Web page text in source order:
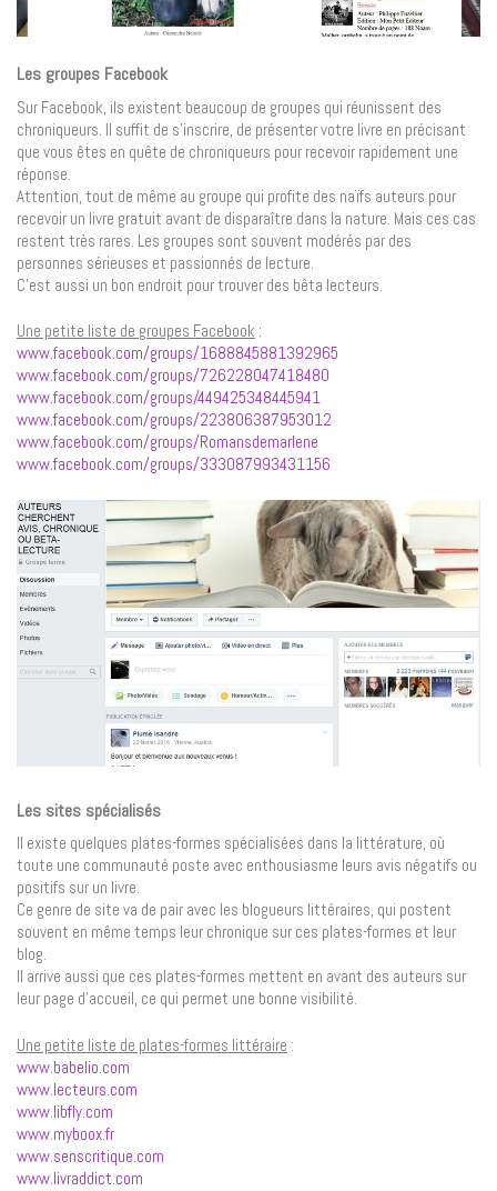
Les groupes Facebook
Sur Facebook, ils existent beaucoup de groupes qui réunissent des
chroniqueurs. Il suffit de s’inscrire, de présenter votre livre en précisant
que vous êtes en quête de chroniqueurs pour recevoir rapidement une
réponse.
Attention, tout de même au groupe qui profite des naïfs auteurs pour
recevoir un livre gratuit avant de disparaître dans la nature. Mais ces cas
restent très rares. Les groupes sont souvent modérés par des
personnes sérieuses et passionnés de lecture.
C’est aussi un bon endroit pour trouver des bêta lecteurs.
Une petite liste de groupes Facebook :
www.facebook.com/groups/1688845881392965
www.facebook.com/groups/726228047418480
www.facebook.com/groups/449425348445941
www.facebook.com/groups/223806387953012
www.facebook.com/groups/Romansdemarlene
www.facebook.com/groups/333087993431156
Les sites spécialisés
Il existe quelques plates-formes spécialisées dans la littérature, où
toute une communauté poste avec enthousiasme leurs avis négatifs ou
positifs sur un livre.
Ce genre de site va de pair avec les blogueurs littéraires, qui postent
souvent en même temps leur chronique sur ces plates-formes et leur
blog.
Il arrive aussi que ces plates-formes mettent en avant des auteurs sur
leur page d’accueil, ce qui permet une bonne visibilité.
Une petite liste de plates-formes littéraire :
www.babelio.com
www.lecteurs.com
www.libfly.com
www.myboox.fr
www.senscritique.com
www.livraddict.com